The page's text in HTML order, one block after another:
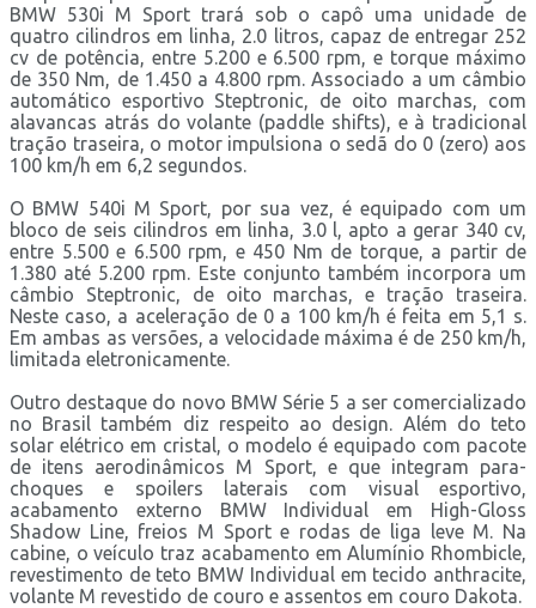
BMW 530i M Sport trará sob o capô uma unidade de
quatro cilindros em linha, 2.0 litros, capaz de entregar 252
cv de potência, entre 5.200 e 6.500 rpm, e torque máximo
de 350 Nm, de 1.450 a 4.800 rpm. Associado a um câmbio
automático esportivo Steptronic, de oito marchas, com
alavancas atrás do volante (paddle shifts), e à tradicional
tração traseira, o motor impulsiona o sedã do 0 (zero) aos
100 km/h em 6,2 segundos.
O BMW 540i M Sport, por sua vez, é equipado com um
bloco de seis cilindros em linha, 3.0 l, apto a gerar 340 cv,
entre 5.500 e 6.500 rpm, e 450 Nm de torque, a partir de
1.380 até 5.200 rpm. Este conjunto também incorpora um
câmbio Steptronic, de oito marchas, e tração traseira.
Neste caso, a aceleração de 0 a 100 km/h é feita em 5,1 s.
Em ambas as versões, a velocidade máxima é de 250 km/h,
limitada eletronicamente.
Outro destaque do novo BMW Série 5 a ser comercializado
no Brasil também diz respeito ao design. Além do teto
solar elétrico em cristal, o modelo é equipado com pacote
de itens aerodinâmicos M Sport, e que integram para-
choques e spoilers laterais com visual esportivo,
acabamento externo BMW Individual em High-Gloss
Shadow Line, freios M Sport e rodas de liga leve M. Na
cabine, o veículo traz acabamento em Alumínio Rhombicle,
revestimento de teto BMW Individual em tecido anthracite,
volante M revestido de couro e assentos em couro Dakota.